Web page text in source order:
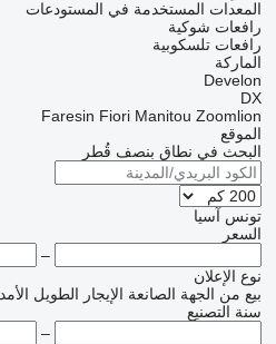
المعدات المستخدمة في المستودعات
رافعات شوكية
رافعات تلسكوبية
الماركة
Develon
DX
Faresin Fiori Manitou Zoomlion
الموقع
البحث في نطاق بنصف قُطر
تونس آسيا
السعر
–
نوع الإعلان
بيع من الجهة الصانعة الإيجار الطويل الأمد
سنة التصنيع
–